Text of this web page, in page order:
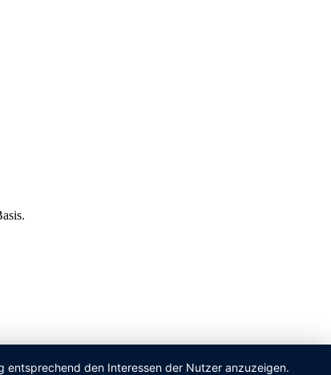
entsprechend den Interessen der Nutzer anzuzeigen.